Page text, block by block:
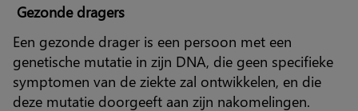
Gezonde dragers
Een gezonde drager is een persoon met een
genetische mutatie in zijn DNA, die geen specifieke
symptomen van de ziekte zal ontwikkelen, en die
deze mutatie doorgeeft aan zijn nakomelingen.